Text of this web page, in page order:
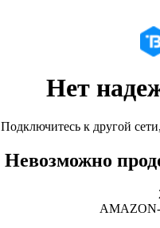
Нет
Подключитесь к другой
Невозможно
AMAZON-